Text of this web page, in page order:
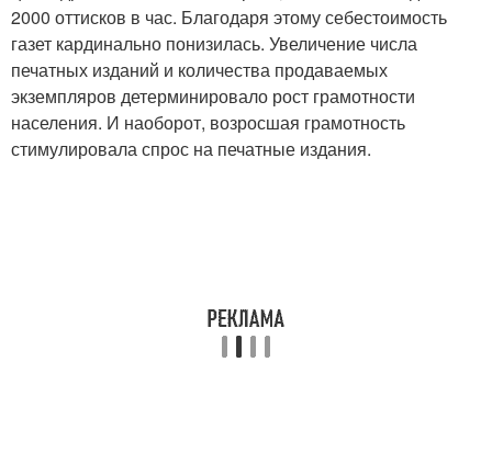
2000 оттисков в час. Благодаря этому себестоимость
газет кардинально понизилась. Увеличение числа
печатных изданий и количества продаваемых
экземпляров детерминировало рост грамотности
населения. И наоборот, возросшая грамотность
стимулировала спрос на печатные издания.